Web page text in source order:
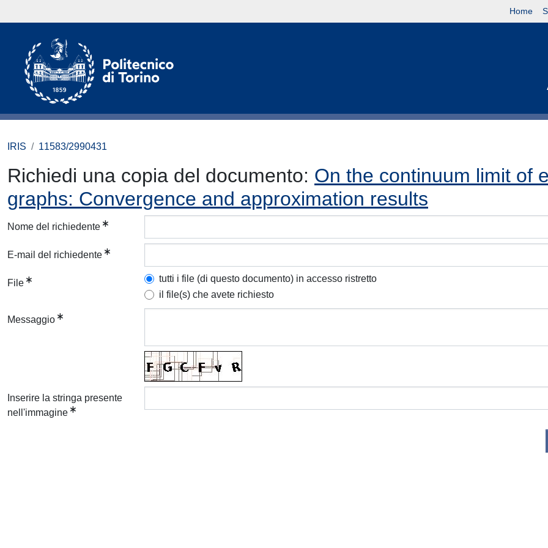
Home
IRIS 11583/2990431
Richiedi una copia del documento: On the continuum limit of
graphs: Convergence and approximation results
Nome del richiedente
E-mail del richiedente
File
tutti i file (di questo documento) in accesso ristretto
il file(s) che avete richiesto
Messaggio
Inserire la stringa presente
nell'immagine